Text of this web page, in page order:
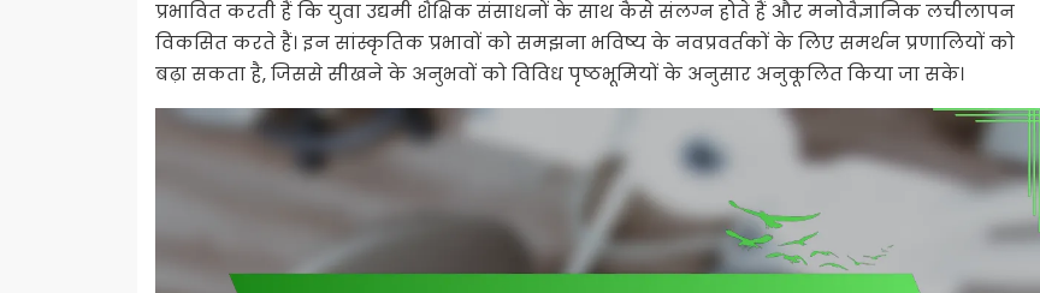
प्रभावित करती हैं कि युवा उद्यमी शैक्षिक संसाधनों के साथ कैसे संलग्न होते हैं और मनोवैज्ञानिक लचीलापन
विकसित करते हैं। इन सांस्कृतिक प्रभावों को समझना भविष्य के नवप्रवर्तकों के लिए समर्थन प्रणालियों को
बढ़ा सकता है, जिससे सीखने के अनुभवों को विविध पृष्ठभूमियों के अनुसार अनुकूलित किया जा सके।